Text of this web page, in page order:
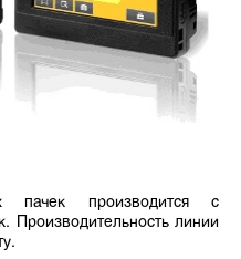
пачек производится с
линии